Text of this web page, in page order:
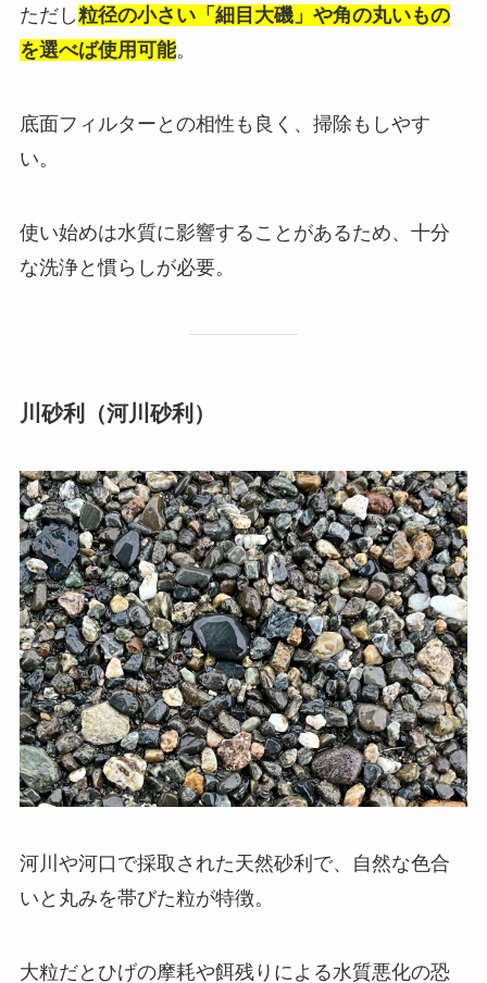
ただし粒径の小さい「細目大磯」や角の丸いもの
を選べば使用可能。
底面フィルターとの相性も良く、掃除もしやす
い。
使い始めは水質に影響することがあるため、十分
な洗浄と慣らしが必要。
川砂利（河川砂利）
河川や河口で採取された天然砂利で、自然な色合
いと丸みを帯びた粒が特徴。
大粒だとひげの摩耗や餌残りによる水質悪化の恐